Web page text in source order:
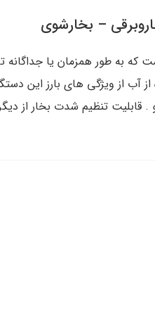
برقی و بخارشوی چند منظوره ۳ در
از آب از ویژگی های بارز
تنظیم شدت بخار از